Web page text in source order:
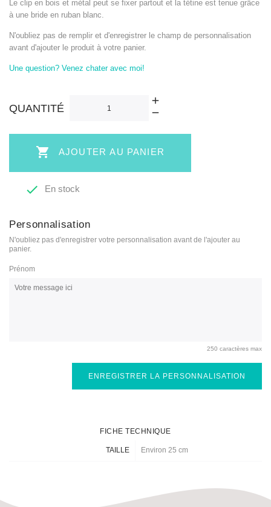
Le clip en bois et métal peut se fixer partout et la tétine est tenue grâce
à une bride en ruban blanc.
N'oubliez pas de remplir et d'enregistrer le champ de personnalisation
avant d'ajouter le produit à votre panier.
Une question? Venez chater avec moi!
QUANTITÉ
 AJOUTER AU PANIER
 En stock
Personnalisation
N'oubliez pas d'enregistrer votre personnalisation avant de l'ajouter au
panier.
Prénom
250 caractères max
ENREGISTRER LA PERSONNALISATION
FICHE TECHNIQUE
TAILLE Environ 25 cm